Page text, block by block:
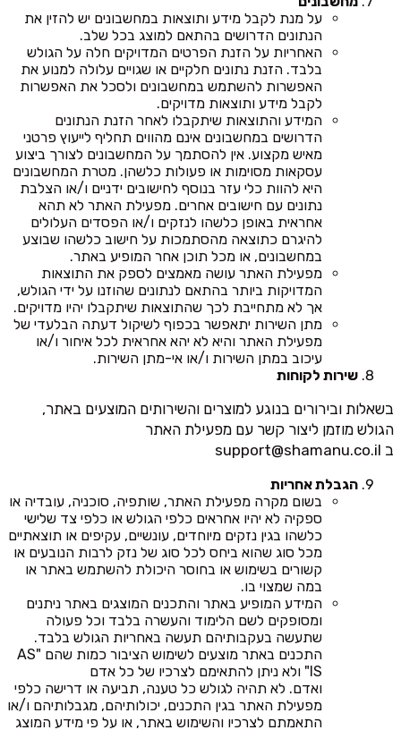
על מנת לקבל מידע ותוצאות במחשבונים יש להזין את
הנתונים הדרושים בהתאם למוצג בכל שלב.
האחריות על הזנת הפרטים המדויקים חלה על הגולש
בלבד. הזנת נתונים חלקיים או שגויים עלולה למנוע את
האפשרות להשתמש במחשבונים ולסכל את האפשרות
לקבל מידע ותוצאות מדויקים.
המידע והתוצאות שיתקבלו לאחר הזנת הנתונים
הדרושים במחשבונים אינם מהווים תחליף לייעוץ פרטני
מאיש מקצוע. אין להסתמך על המחשבונים לצורך ביצוע
עסקאות מסוימות או פעולות כלשהן. מטרת המחשבונים
היא להוות כלי עזר בנוסף לחישובים ידניים ו/או הצלבת
נתונים עם חישובים אחרים. מפעילת האתר לא תהא
אחראית באופן כלשהו לנזקים ו/או הפסדים העלולים
להיגרם כתוצאה מהסתמכות על חישוב כלשהו שבוצע
במחשבונים, או מכל תוכן אחר המופיע באתר.
מפעילת האתר עושה מאמצים לספק את התוצאות
המדויקות ביותר בהתאם לנתונים שהוזנו על ידי הגולש,
אך לא מתחייבת לכך שהתוצאות שיתקבלו יהיו מדויקים.
מתן השירות יתאפשר בכפוף לשיקול דעתה הבלעדי של
מפעילת האתר והיא לא יהא אחראית לכל איחור ו/או
עיכוב במתן השירות ו/או אי-מתן השירות.
שירות לקוחות
בשאלות ובירורים בנוגע למוצרים והשירותים המוצעים באתר,
הגולש מוזמן ליצור קשר עם מפעילת האתר
ב support@shamanu.co.il
הגבלת אחריות
בשום מקרה מפעילת האתר, שותפיה, סוכניה, עובדיה או
ספקיה לא יהיו אחראים כלפי הגולש או כלפי צד שלישי
כלשהו בגין נזקים מיוחדים, עונשיים, עקיפים או תוצאתיים
מכל סוג שהוא ביחס לכל סוג של נזק לרבות הנובעים או
קשורים בשימוש או בחוסר היכולת להשתמש באתר או
במה שמצוי בו.
המידע המופיע באתר והתכנים המוצגים באתר ניתנים
ומסופקים לשם הלימוד והעשרה בלבד וכל פעולה
שתעשה בעקבותיהם תעשה באחריות הגולש בלבד.
התכנים באתר מוצעים לשימוש הציבור כמות שהם "AS
IS" ולא ניתן להתאימם לצרכיו של כל אדם
ואדם. לא תהיה לגולש כל טענה, תביעה או דרישה כלפי
מפעילת האתר בגין התכנים, יכולותיהם, מגבלותיהם ו/או
התאמתם לצרכיו והשימוש באתר, או על פי מידע המוצג